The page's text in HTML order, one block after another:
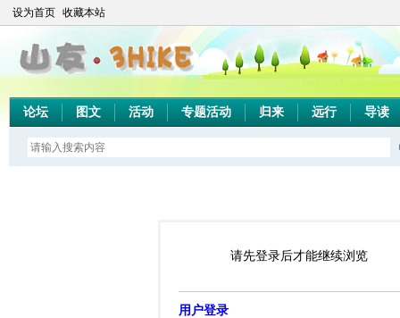
设为首页 收藏本站
论坛 图文 活动 专题活动 归来 远行 导读
请先登录后才能继续浏览
用户登录